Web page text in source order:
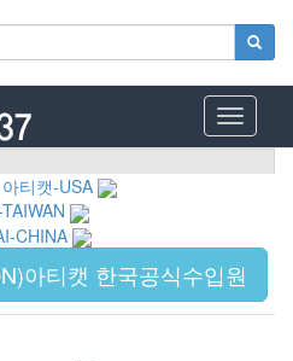
Toggle
티캣-USA
CHINA
아티캣 한국공식수입원